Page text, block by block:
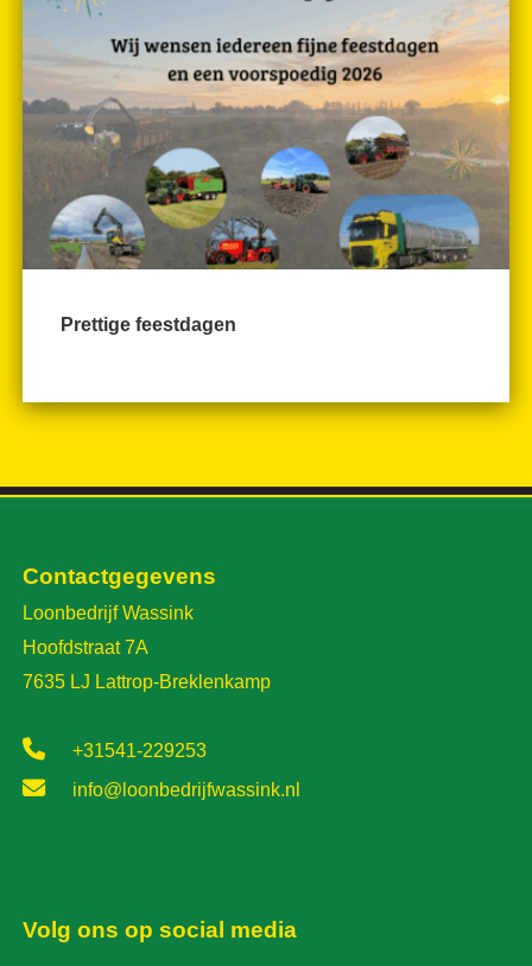
Prettige feestdagen
Contactgegevens
Loonbedrijf Wassink
Hoofdstraat 7A
7635 LJ Lattrop-Breklenkamp
+31541-229253
info@loonbedrijfwassink.nl
Volg ons op social media